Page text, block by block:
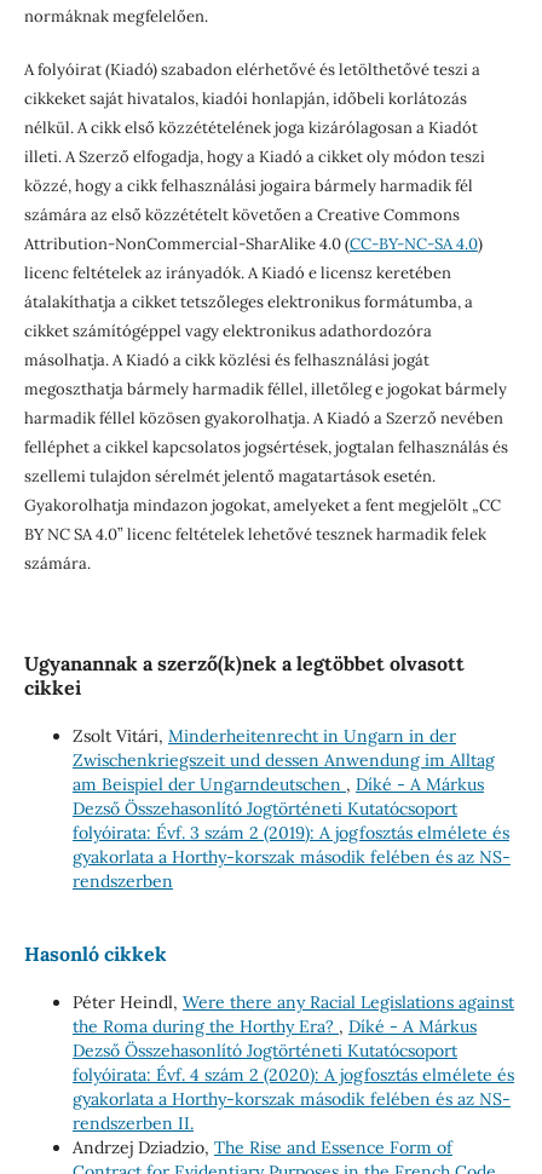
normáknak megfelelően.
A folyóirat (Kiadó) szabadon elérhetővé és letölthetővé teszi a
cikkeket saját hivatalos, kiadói honlapján, időbeli korlátozás
nélkül. A cikk első közzétételének joga kizárólagosan a Kiadót
illeti. A Szerző elfogadja, hogy a Kiadó a cikket oly módon teszi
közzé, hogy a cikk felhasználási jogaira bármely harmadik fél
számára az első közzétételt követően a Creative Commons
Attribution-NonCommercial-SharAlike 4.0 (CC-BY-NC-SA 4.0)
licenc feltételek az irányadók. A Kiadó e licensz keretében
átalakíthatja a cikket tetszőleges elektronikus formátumba, a
cikket számítógéppel vagy elektronikus adathordozóra
másolhatja. A Kiadó a cikk közlési és felhasználási jogát
megoszthatja bármely harmadik féllel, illetőleg e jogokat bármely
harmadik féllel közösen gyakorolhatja. A Kiadó a Szerző nevében
felléphet a cikkel kapcsolatos jogsértések, jogtalan felhasználás és
szellemi tulajdon sérelmét jelentő magatartások esetén.
Gyakorolhatja mindazon jogokat, amelyeket a fent megjelölt „CC
BY NC SA 4.0” licenc feltételek lehetővé tesznek harmadik felek
számára.
Ugyanannak a szerző(k)nek a legtöbbet olvasott
cikkei
Zsolt Vitári, Minderheitenrecht in Ungarn in der
Zwischenkriegszeit und dessen Anwendung im Alltag
am Beispiel der Ungarndeutschen , Díké - A Márkus
Dezső Összehasonlító Jogtörténeti Kutatócsoport
folyóirata: Évf. 3 szám 2 (2019): A jogfosztás elmélete és
gyakorlata a Horthy-korszak második felében és az NS-
rendszerben
Hasonló cikkek
Péter Heindl, Were there any Racial Legislations against
the Roma during the Horthy Era? , Díké - A Márkus
Dezső Összehasonlító Jogtörténeti Kutatócsoport
folyóirata: Évf. 4 szám 2 (2020): A jogfosztás elmélete és
gyakorlata a Horthy-korszak második felében és az NS-
rendszerben II.
Andrzej Dziadzio, The Rise and Essence Form of